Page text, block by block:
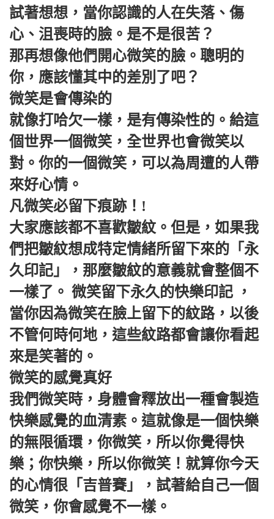
試著想想，當你認識的人在失落、傷
心、沮喪時的臉。是不是很苦？
那再想像他們開心微笑的臉。聰明的
你，應該懂其中的差別了吧？
微笑是會傳染的
就像打哈欠一樣，是有傳染性的。給這
個世界一個微笑，全世界也會微笑以
對。你的一個微笑，可以為周遭的人帶
來好心情。
凡微笑必留下痕跡！!
大家應該都不喜歡皺紋。但是，如果我
們把皺紋想成特定情緒所留下來的「永
久印記」，那麼皺紋的意義就會整個不
一樣了。 微笑留下永久的快樂印記 ，
當你因為微笑在臉上留下的紋路，以後
不管何時何地，這些紋路都會讓你看起
來是笑著的。
微笑的感覺真好
我們微笑時，身體會釋放出一種會製造
快樂感覺的血清素。這就像是一個快樂
的無限循環，你微笑，所以你覺得快
樂；你快樂，所以你微笑！就算你今天
的心情很「吉普賽」，試著給自己一個
微笑，你會感覺不一樣。